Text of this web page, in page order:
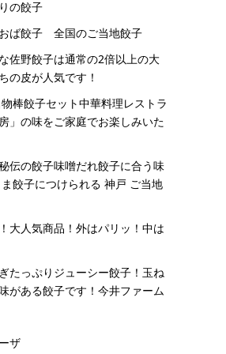
の餃子
ば餃子 全国のご当地餃子
佐野餃子は通常の2倍以上の大
の皮が人気です！
棒餃子セット中華料理レストラ
」の味をご家庭でお楽しみいた
伝の餃子味噌だれ餃子に合う味
餃子につけられる 神戸 ご当地
大人気商品！外はパリッ！中は
たっぷりジューシー餃子！玉ね
がある餃子です！今井ファーム
ザ